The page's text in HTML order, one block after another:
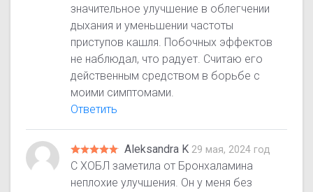
значительное улучшение в облегчении
дыхания и уменьшении частоты
приступов кашля. Побочных эффектов
не наблюдал, что радует. Считаю его
действенным средством в борьбе с
моими симптомами.
Ответить
Aleksandra K 29 мая, 2024 год
С ХОБЛ заметила от Бронхаламина
неплохие улучшения. Он у меня без